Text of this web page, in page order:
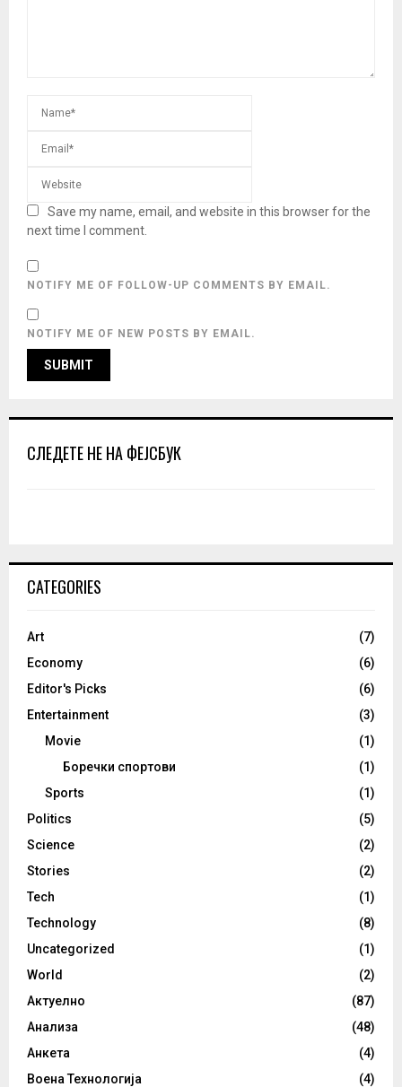
Save my name, email, and website in this browser for the
next time I comment.
NOTIFY ME OF FOLLOW-UP COMMENTS BY EMAIL.
NOTIFY ME OF NEW POSTS BY EMAIL.
СЛЕДЕТЕ НЕ НА ФЕЈСБУК
CATEGORIES
Art
(7)
Economy
(6)
Editor's Picks
(6)
Entertainment
(3)
Movie
(1)
Боречки спортови
(1)
Sports
(1)
Politics
(5)
Science
(2)
Stories
(2)
Tech
(1)
Technology
(8)
Uncategorized
(1)
World
(2)
Актуелно
(87)
Анализа
(48)
Анкета
(4)
Воена Технологија
(4)